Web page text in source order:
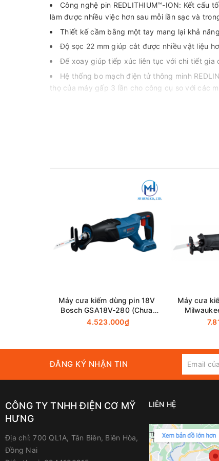
Công nghệ pin REDLITHIUM™-ION: Kết cấu
làm được nhiều việc hơn sau mỗi lần sạc và
Thiết kế cầm bằng một tay mang lại khả
Độ sọc 22 mm giúp cắt được nhiều vật liệu
Đế xoay giúp tiếp xúc liên tục với chi tiết gia
Hệ thống bo mạch điện tử thông minh
thọ của máy gấp 3 lần cho công cụ so với các
Máy cưa kiếm dùng pin 18V
Bosch GSA18V-280 (Chưa
Pin & Sạc)
4.523.000₫
Máy cưa
ĐĂNG KÝ NHẬN TIN
CÔNG TY TNHH ĐIỆN CƠ MỸ
HƯNG
Địa chỉ: 700 QL1A, Tân Biên, Biên Hòa,
Đồng Nai
LIÊN HỆ